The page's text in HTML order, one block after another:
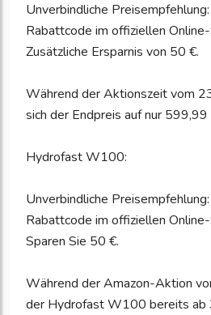
Unverbindliche
Rabattcode im offiziellen
Zusätzliche Ersparnis von 50 €.
Während der Aktionszeit vom
sich der Endpreis auf nur 599,99
Hydrofast W100:
Unverbindliche
Rabattcode im offiziellen
Sparen Sie 50 €.
Während der Amazon-Aktion
der Hydrofast W100 bereits ab